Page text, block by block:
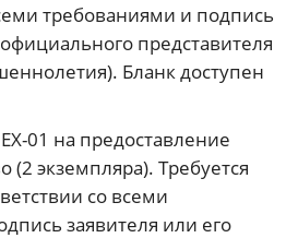
требованиями и подпись
представителя
Бланк доступен
01 на предоставление
(2 экземпляра). Требуется
со всеми
заявителя или его